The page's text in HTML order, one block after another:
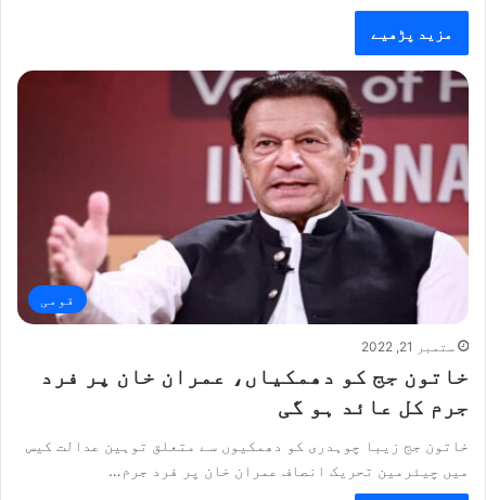
مزید پڑھیے
قومی
ستمبر 21, 2022
خاتون جج کو دھمکیاں، عمران خان پر فرد
جرم کل عائد ہو گی
خاتون جج زیبا چوہدری کو دھمکیوں سے متعلق توہین عدالت کیس
میں چیئرمین تحریک انصاف عمران خان پر فرد جرم…